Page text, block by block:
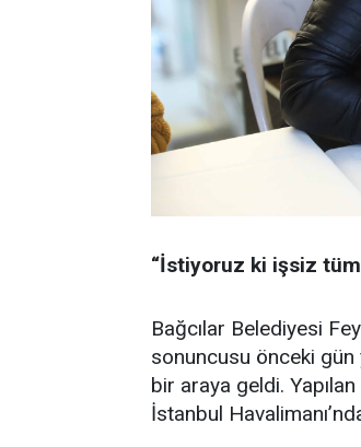
“İstiyoruz ki işsiz
Bağcılar Belediyesi
sonuncusu önceki gün
bir araya geldi.
İstanbul